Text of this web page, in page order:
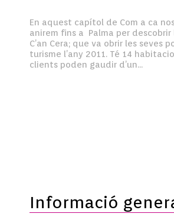
En aquest capítol de Com a ca
anirem fins a  Palma per descobrir
C’an Cera; que va obrir les seves
turisme l’any 2011. Té 14
clients poden gaudir d’un...
Informació